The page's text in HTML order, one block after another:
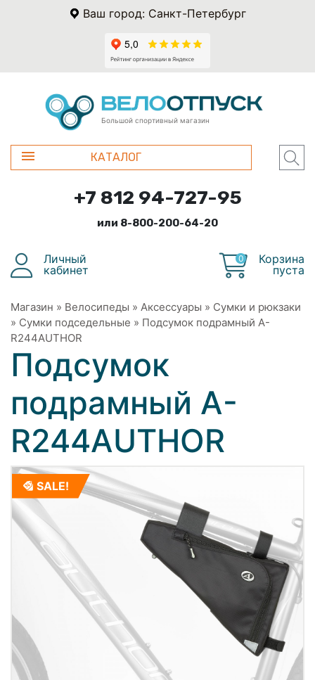
Ваш город: Санкт-Петербург
Большой спортивный магазин
КАТАЛОГ
+7 812 94-727-95
или 8-800-200-64-20
Личный
кабинет
0
Корзина
пуста
Магазин » Велосипеды » Аксессуары » Сумки и рюкзаки
» Сумки подседельные » Подсумок подрамный A-
R244AUTHOR
Подсумок
подрамный A-
R244AUTHOR
SALE!